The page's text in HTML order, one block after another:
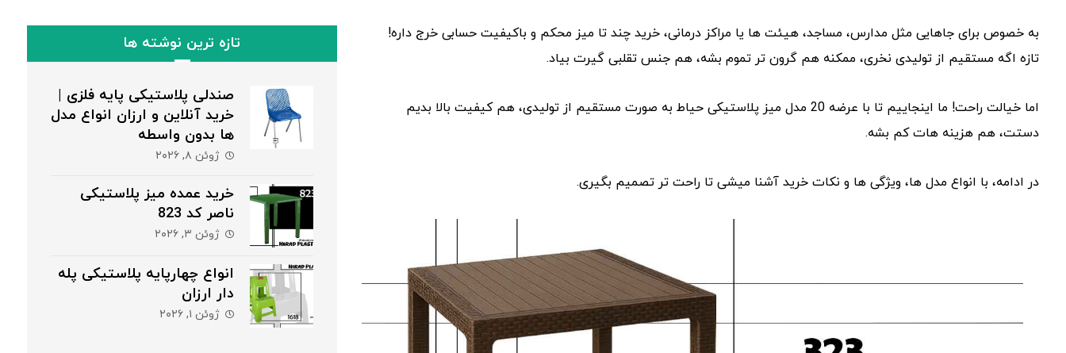
به‌ خصوص برای جاهایی مثل مدارس، مساجد، هیئت ‌ها یا مراکز درمانی، خرید چند تا میز محکم و باکیفیت حسابی خرج داره!
تازه اگه مستقیم از تولیدی نخری، ممکنه هم گرون‌ تر تموم بشه، هم جنس تقلبی گیرت بیاد.
اما خیالت راحت! ما اینجاییم تا با عرضه 20 مدل میز پلاستیکی حیاط به صورت مستقیم از تولیدی، هم کیفیت بالا بدیم
دستت، هم هزینه‌ هات کم بشه.
در ادامه، با انواع مدل ‌ها، ویژگی ‌ها و نکات خرید آشنا میشی تا راحت ‌تر تصمیم بگیری.
تازه ترین نوشته ها
صندلی پلاستیکی پایه فلزی |
خرید آنلاین و ارزان انواع مدل
ها بدون واسطه
ژوئن ۸, ۲۰۲۶
خرید عمده میز پلاستیکی
ناصر کد 823
ژوئن ۳, ۲۰۲۶
انواع چهارپایه پلاستیکی پله
دار ارزان
ژوئن ۱, ۲۰۲۶